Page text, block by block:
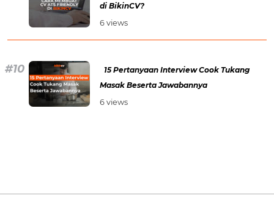
di BikinCV?
6 views
15 Pertanyaan Interview Cook Tukang
Masak Beserta Jawabannya
6 views